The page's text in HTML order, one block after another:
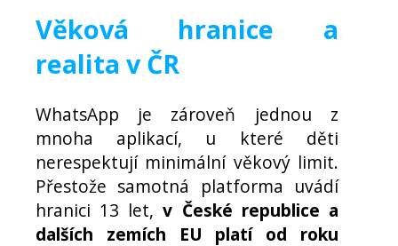
Věková hranice a
realita v ČR
WhatsApp je zároveň jednou z
mnoha aplikací, u které děti
nerespektují minimální věkový limit.
Přestože samotná platforma uvádí
hranici 13 let,v České republice a
dalších zemích EU platí od roku